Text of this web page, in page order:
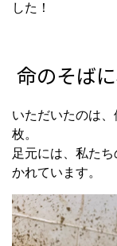
した！
命のそば
いただいたのは
枚。
足元には、私た
かれています。